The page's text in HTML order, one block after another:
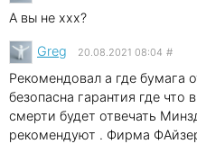
А вы не xxx?
Greg 20.08.2021 08:04 #
Рекомендовал а где бумага
безопасна гарантия где что
смерти будет отвечать
рекомендуют . Фирма